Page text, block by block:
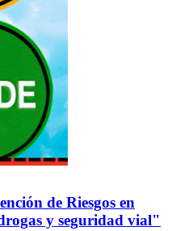
de Riesgos en
y seguridad vial"